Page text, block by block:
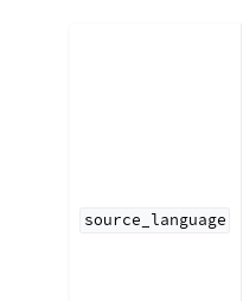
source_language